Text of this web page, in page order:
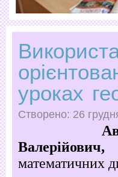
уроках
Створено: 26
Автор:
Валерійович,
математичних